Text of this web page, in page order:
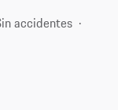
accidentes